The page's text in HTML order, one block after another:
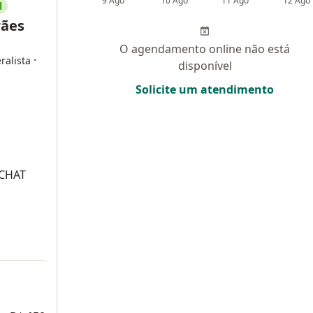
·
O agendamento online não está
disponível
Solicite um atendimento